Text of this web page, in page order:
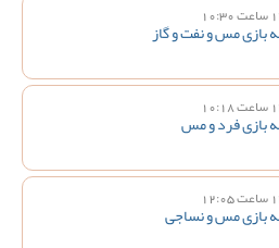
بازی مس و نفت و گاز
بازی فرد و مس
بازی مس و نساجی